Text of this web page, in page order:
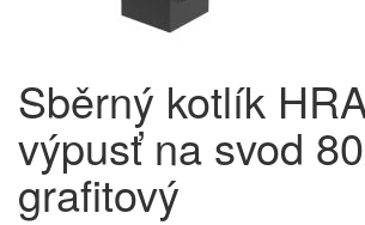
Sběrný kotlík
výpusť na svod
grafitový